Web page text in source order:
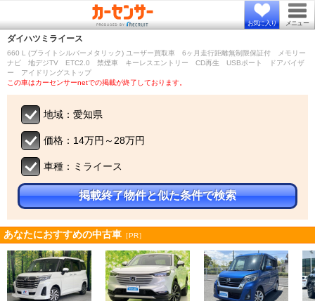
お気に入り メニュー
ダイハツ ミライース
660 L (ブライトシルバーメタリック) ユーザー買取車 6ヶ月走行距離無制限保証付 メモリー
ナビ 地デジTV ETC2.0 禁煙車 キーレスエントリー CD再生 USBポート ドアバイザ
ー アイドリングストップ
この車はカーセンサーnetでの掲載が終了しております。
地域：愛知県
価格：14万円～28万円
車種：ミライース
掲載終了物件と似た条件で検索
あなたにおすすめの中古車 ［PR］